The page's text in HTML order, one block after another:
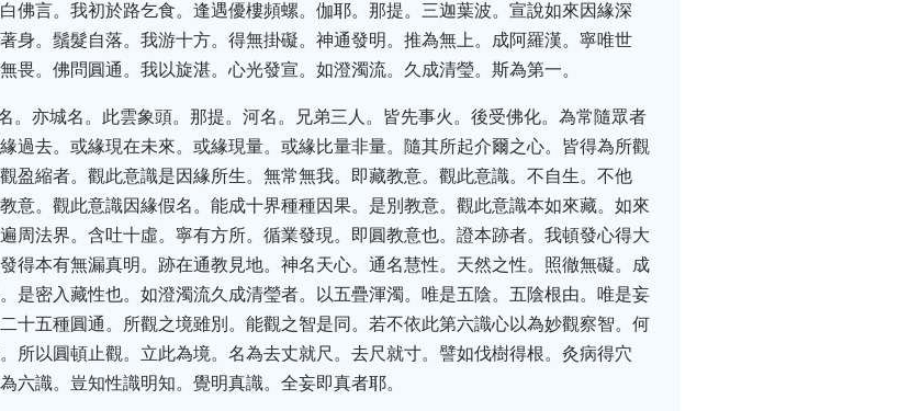
佛言。我初於路乞食。逢遇優樓頻螺。伽耶。那提。三迦葉波。宣說如來因緣深
身。鬚髮自落。我游十方。得無掛礙。神通發明。推為無上。成阿羅漢。寧唯世
畏。佛問圓通。我以旋湛。心光發宣。如澄濁流。久成清瑩。斯為第一。
。亦城名。此雲象頭。那提。河名。兄弟三人。皆先事火。後受佛化。為常隨眾者
過去。或緣現在未來。或緣現量。或緣比量非量。隨其所起介爾之心。皆得為所觀
盈縮者。觀此意識是因緣所生。無常無我。即藏教意。觀此意識。不自生。不他
意。觀此意識因緣假名。能成十界種種因果。是別教意。觀此意識本如來藏。如來
周法界。含吐十虛。寧有方所。循業發現。即圓教意也。證本跡者。我頓發心得大
得本有無漏真明。跡在通教見地。神名天心。通名慧性。天然之性。照徹無礙。成
是密入藏性也。如澄濁流久成清瑩者。以五疊渾濁。唯是五陰。五陰根由。唯是妄
十五種圓通。所觀之境雖別。能觀之智是同。若不依此第六識心以為妙觀察智。何
所以圓頓止觀。立此為境。名為去丈就尺。去尺就寸。譬如伐樹得根。灸病得穴
六識。豈知性識明知。覺明真識。全妄即真者耶。